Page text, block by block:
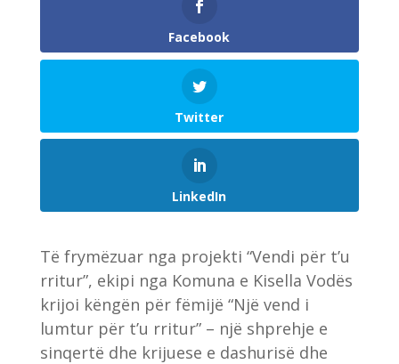
Facebook
Twitter
LinkedIn
Të frymëzuar nga projekti “Vendi për t’u
rritur”, ekipi nga Komuna e Kisella Vodës
krijoi këngën për fëmijë “Një vend i
lumtur për t’u rritur” – një shprehje e
sinqertë dhe krijuese e dashurisë dhe